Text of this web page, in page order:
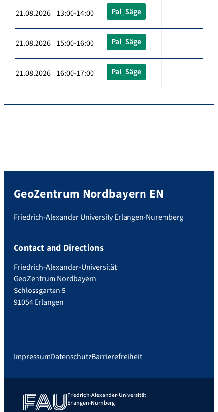
21.08.2026 13:00-14:00 Pal_Säge
21.08.2026 15:00-16:00 Pal_Säge
21.08.2026 16:00-17:00 Pal_Säge
GeoZentrum Nordbayern EN
Friedrich-Alexander University Erlangen-Nuremberg
Contact and Directions
Friedrich-Alexander-Universität
GeoZentrum Nordbayern
Schlossgarten 5
91054 Erlangen
ImpressumDatenschutzBarrierefreiheit
Friedrich-Alexander-Universität
Erlangen-Nürnberg